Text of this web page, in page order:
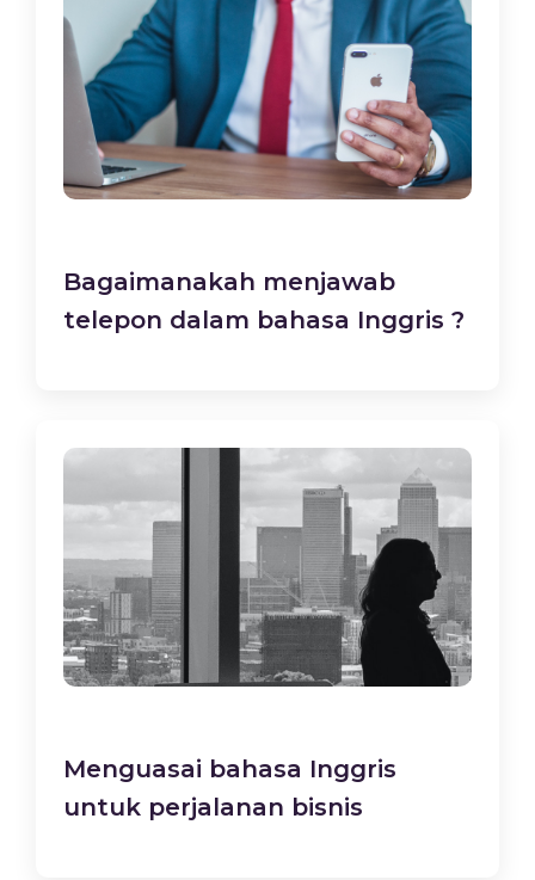
Bagaimanakah menjawab
telepon dalam bahasa Inggris ?
Menguasai bahasa Inggris
untuk perjalanan bisnis